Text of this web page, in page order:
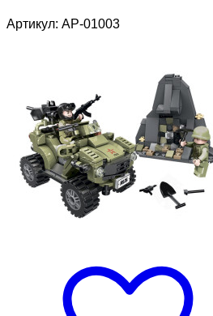
Артикул: АР-01003